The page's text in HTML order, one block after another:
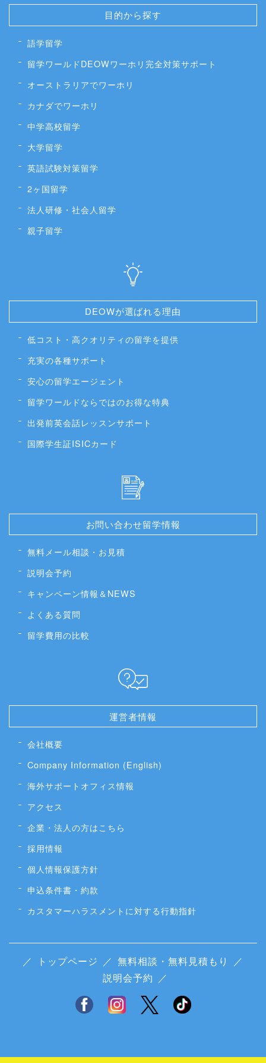
目的から探す
語学留学
留学ワールドDEOWワーホリ完全対策サポート
オーストラリアでワーホリ
カナダでワーホリ
中学高校留学
大学留学
英語試験対策留学
2ヶ国留学
法人研修・社会人留学
親子留学
DEOWが選ばれる理由
低コスト・高クオリティの留学を提供
充実の各種サポート
安心の留学エージェント
留学ワールドならではのお得な特典
出発前英会話レッスンサポート
国際学生証ISICカード
お問い合わせ留学情報
無料メール相談・お見積
説明会予約
キャンペーン情報＆NEWS
よくある質問
留学費用の比較
運営者情報
会社概要
Company Information (English)
海外サポートオフィス情報
アクセス
企業・法人の方はこちら
採用情報
個人情報保護方針
申込条件書・約款
カスタマーハラスメントに対する行動指針
／ トップページ ／ 無料相談・無料見積もり
／
説明会予約 ／